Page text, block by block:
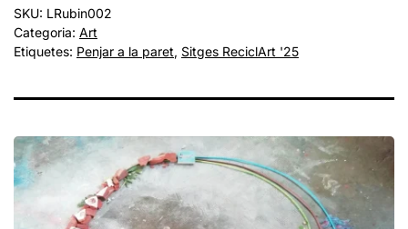
Oikos,
de
Lisa
SKU: LRubin002
Categoria: Art
Etiquetes: Penjar a la paret, Sitges ReciclArt '25